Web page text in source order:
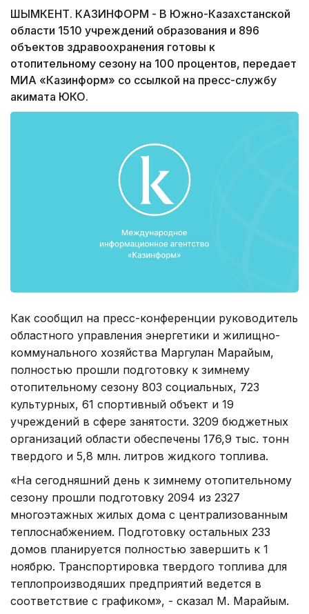
ШЫМКЕНТ. КАЗИНФОРМ - В Южно-Казахстанской
области 1510 учреждений образования и 896
объектов здравоохранения готовы к
отопительному сезону на 100 процентов, передает
МИА «Казинформ» со ссылкой на пресс-службу
акимата ЮКО.
Как сообщил на пресс-конференции руководитель
областного управления энергетики и жилищно-
коммунального хозяйства Маргулан Марайым,
полностью прошли подготовку к зимнему
отопительному сезону 803 социальных, 723
культурных, 61 спортивный объект и 19
учреждений в сфере занятости. 3209 бюджетных
организаций области обеспечены 176,9 тыс. тонн
твердого и 5,8 млн. литров жидкого топлива.
«На сегодняшний день к зимнему отопительному
сезону прошли подготовку 2094 из 2327
многоэтажных жилых дома с централизованным
теплоснабжением. Подготовку остальных 233
домов планируется полностью завершить к 1
ноябрю. Транспортировка твердого топлива для
теплопроизводяших предприятий ведется в
соответствие с графиком», - сказал М. Марайым.